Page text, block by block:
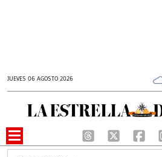
JUEVES 06 AGOSTO 2026